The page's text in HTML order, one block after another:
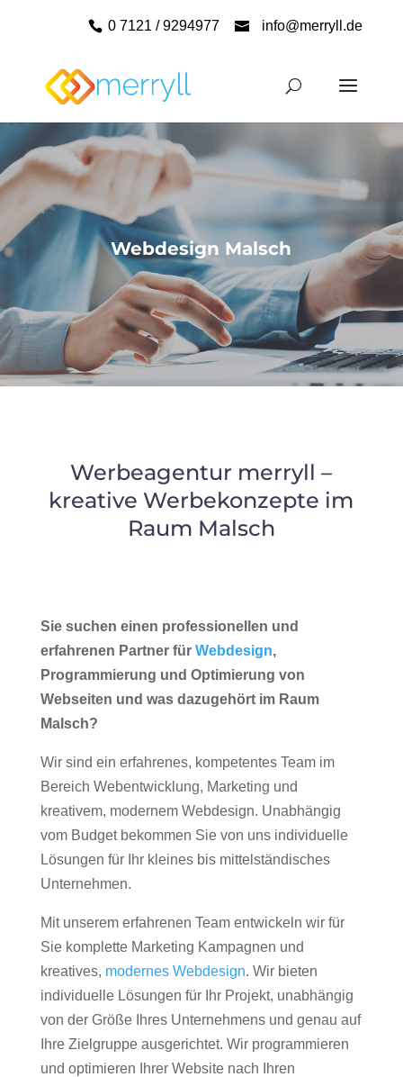
0 7121 / 9294977 info@merryll.de
Webdesign Malsch
Werbeagentur merryll –
kreative Werbekonzepte im
Raum Malsch
Sie suchen einen professionellen und
erfahrenen Partner für Webdesign,
Programmierung und Optimierung von
Webseiten und was dazugehört im Raum
Malsch?
Wir sind ein erfahrenes, kompetentes Team im
Bereich Webentwicklung, Marketing und
kreativem, modernem Webdesign. Unabhängig
vom Budget bekommen Sie von uns individuelle
Lösungen für Ihr kleines bis mittelständisches
Unternehmen.
Mit unserem erfahrenen Team entwickeln wir für
Sie komplette Marketing Kampagnen und
kreatives, modernes Webdesign. Wir bieten
individuelle Lösungen für Ihr Projekt, unabhängig
von der Größe Ihres Unternehmens und genau auf
Ihre Zielgruppe ausgerichtet. Wir programmieren
und optimieren Ihrer Website nach Ihren